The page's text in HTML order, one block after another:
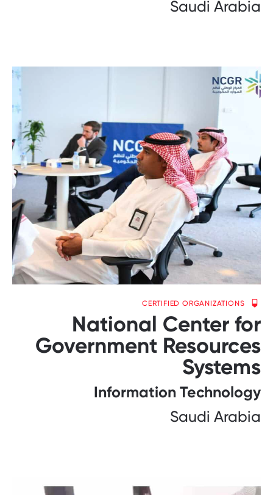
Saudi Arabia
CERTIFIED ORGANIZATIONS
National Center for
Government Resources
Systems
Information Technology
Saudi Arabia